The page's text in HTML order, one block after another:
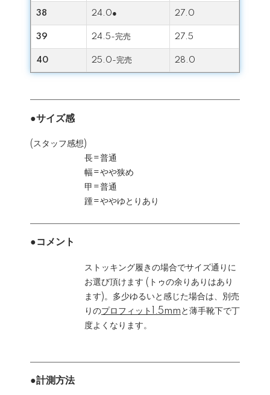
38 24.0● 27.0
39 24.5-完売 27.5
40 25.0-完売 28.0
●サイズ感
(スタッフ感想)
長=普通
幅=やや狭め
甲=普通
踵=ややゆとりあり
●コメント
ストッキング履きの場合でサイズ通りに
お選び頂けます (トゥの余りありはあり
ます)。多少ゆるいと感じた場合は、別売
りのプロフィット1.5mmと薄手靴下で丁
度よくなります。
●計測方法